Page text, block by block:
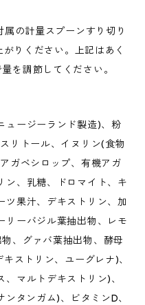
の計量スプーンすり切り
りください。上記はあく
を調節してください。
ュージーランド製造)、粉
リトール、イヌリン(食物
ガベシロップ、有機アガ
ン、乳糖、ドロマイト、キ
ツ果汁、デキストリン、加
リーバジル葉抽出物、レモ
、グァバ葉抽出物、酵母
ストリン、ユーグレナ)、
マルトデキストリン)、
タンガム)、ビタミンD、